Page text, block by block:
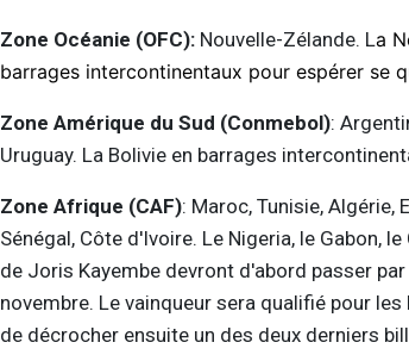
Zone Océanie (OFC):Nouvelle-Zélande. La
barrages intercontinentaux pour espérer se
Zone Amérique du Sud (Conmebol):
Uruguay. La Bolivie en barrages
Zone Afrique (CAF): Maroc, Tunisie, Algérie,
Sénégal, Côte d'Ivoire. Le Nigeria, le Gabon,
de Joris Kayembe devront d'abord passer
novembre. Le vainqueur sera qualifié pour
de décrocher ensuite un des deux derniers